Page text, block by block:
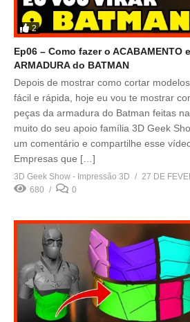
2
Ep06 – Como fazer o ACABAMENTO
ARMADURA do BATMAN
Depois de mostrar como cortar
fácil e rápida, hoje eu vou te mostrar
peças da armadura do Batman feitas
muito do seu apoio família 3D Geek
um comentário e compartilhe esse
Empresas que […]
3D Geek Show - Impressão 3D
27 DE
680
0